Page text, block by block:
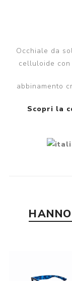
Occhiale da
celluloide
abbinamento
Scopri la